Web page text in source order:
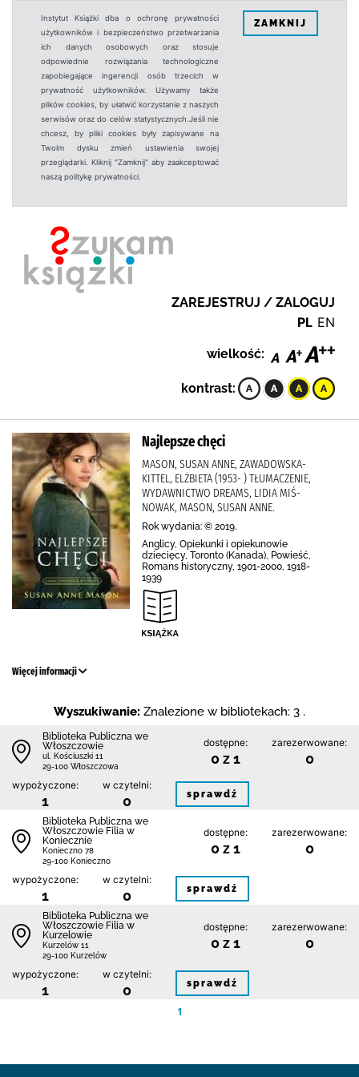
Instytut Książki dba o ochronę prywatności
użytkowników i bezpieczeństwo przetwarzania
ich danych osobowych oraz stosuje
odpowiednie rozwiązania technologiczne
zapobiegające ingerencji osób trzecich w
prywatność użytkowników. Używamy także
plików cookies, by ułatwić korzystanie z naszych
serwisów oraz do celów statystycznych.Jeśli nie
chcesz, by pliki cookies były zapisywane na
Twoim dysku zmień ustawienia swojej
przeglądarki. Kliknij "Zamknij" aby zaakceptować
naszą politykę prywatności.
ZAMKNIJ
ZAREJESTRUJ / ZALOGUJ
PL EN
wielkość:
kontrast:
Najlepsze chęci
MASON, SUSAN ANNE, ZAWADOWSKA-
KITTEL, ELŻBIETA (1953- ) TŁUMACZENIE,
WYDAWNICTWO DREAMS, LIDIA MIŚ-
NOWAK, MASON, SUSAN ANNE.
Rok wydania: © 2019.
Anglicy, Opiekunki i opiekunowie
dziecięcy, Toronto (Kanada), Powieść,
Romans historyczny, 1901-2000, 1918-
1939
Więcej informacji
Wyszukiwanie: Znalezione w bibliotekach: 3 .
Biblioteka Publiczna we
Włoszczowie
ul. Kościuszki 11
29-100 Włoszczowa
dostępne:
0 z 1
zarezerwowane:
0
wypożyczone:
1
w czytelni:
0 sprawdź
Biblioteka Publiczna we
Włoszczowie Filia w
Koniecznie
Konieczno 78
29-100 Konieczno
dostępne:
0 z 1
zarezerwowane:
0
wypożyczone:
1
w czytelni:
0 sprawdź
Biblioteka Publiczna we
Włoszczowie Filia w
Kurzelowie
Kurzelów 11
29-100 Kurzelów
dostępne:
0 z 1
zarezerwowane:
0
wypożyczone:
1
w czytelni:
0 sprawdź
1